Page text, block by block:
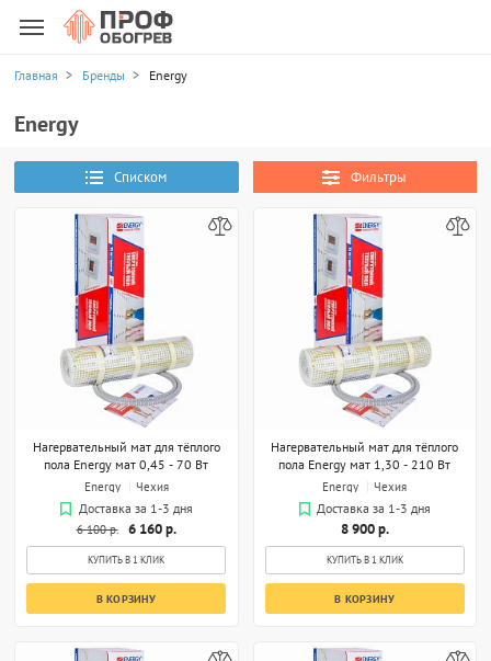
Главная Бренды Energy
Energy
Списком Фильтры
Нагервательный мат для тёплого
пола Energy мат 0,45 - 70 Вт
Energy
Чехия
Доставка за 1-3 дня
6 100 р. 6 160 р.
КУПИТЬ В 1 КЛИК
В КОРЗИНУ
Нагервательный мат для тёплого
пола Energy мат 1,30 - 210 Вт
Energy
Чехия
Доставка за 1-3 дня
8 900 р.
КУПИТЬ В 1 КЛИК
В КОРЗИНУ